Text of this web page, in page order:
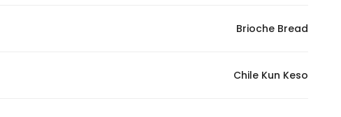
Brioche Bread
Chile Kun Keso
these